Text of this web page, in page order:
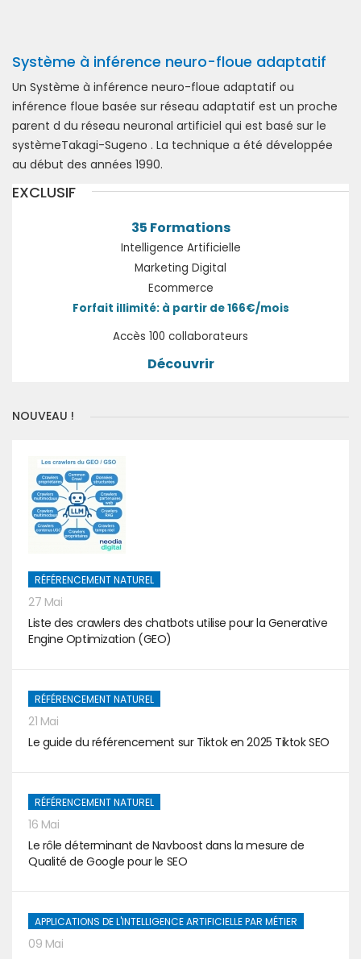
Système à inférence neuro-floue adaptatif
Un Système à inférence neuro-floue adaptatif ou
inférence floue basée sur réseau adaptatif est un proche
parent d du réseau neuronal artificiel qui est basé sur le
systèmeTakagi-Sugeno . La technique a été développée
au début des années 1990.
EXCLUSIF
35 Formations
Intelligence Artificielle
Marketing Digital
Ecommerce
Forfait illimité: à partir de 166€/mois
Accès 100 collaborateurs
Découvrir
NOUVEAU !
RÉFÉRENCEMENT NATUREL
27 Mai
Liste des crawlers des chatbots utilise pour la Generative
Engine Optimization (GEO)
RÉFÉRENCEMENT NATUREL
21 Mai
Le guide du référencement sur Tiktok en 2025 Tiktok SEO
RÉFÉRENCEMENT NATUREL
16 Mai
Le rôle déterminant de Navboost dans la mesure de
Qualité de Google pour le SEO
APPLICATIONS DE L'INTELLIGENCE ARTIFICIELLE PAR MÉTIER
09 Mai